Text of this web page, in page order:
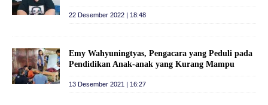
22 Desember 2022 | 18:48
Emy Wahyuningtyas, Pengacara yang Peduli pada
Pendidikan Anak-anak yang Kurang Mampu
13 Desember 2021 | 16:27